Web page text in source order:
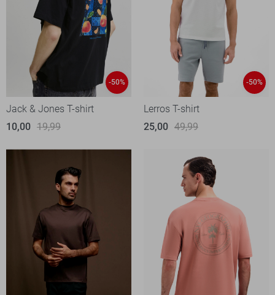
-50%
Jack & Jones T-shirt
10,00 19,99
-50%
Lerros T-shirt
25,00 49,99